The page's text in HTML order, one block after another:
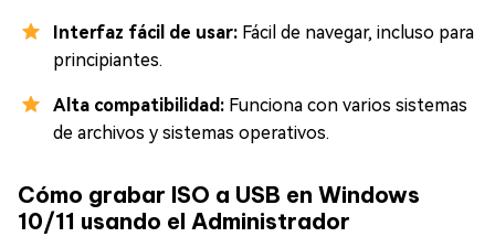
Interfaz fácil de usar: Fácil de navegar, incluso para
principiantes.
Alta compatibilidad: Funciona con varios sistemas
de archivos y sistemas operativos.
Cómo grabar ISO a USB en Windows
10/11 usando el Administrador